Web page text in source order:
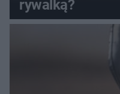
rywalką?